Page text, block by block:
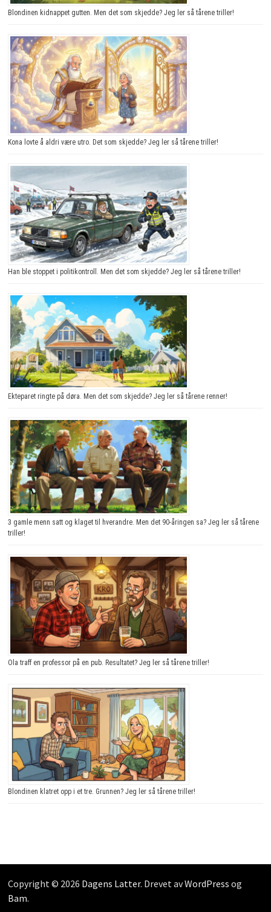
Blondinen kidnappet gutten. Men det som skjedde? Jeg ler så tårene triller!
Kona lovte å aldri være utro. Det som skjedde? Jeg ler så tårene triller!
Han ble stoppet i politikontroll. Men det som skjedde? Jeg ler så tårene triller!
Ekteparet ringte på døra. Men det som skjedde? Jeg ler så tårene renner!
3 gamle menn satt og klaget til hverandre. Men det 90-åringen sa? Jeg ler så tårene
triller!
Ola traff en professor på en pub. Resultatet? Jeg ler så tårene triller!
Blondinen klatret opp i et tre. Grunnen? Jeg ler så tårene triller!
Copyright © 2026 Dagens Latter. Drevet avWordPress og
Bam.